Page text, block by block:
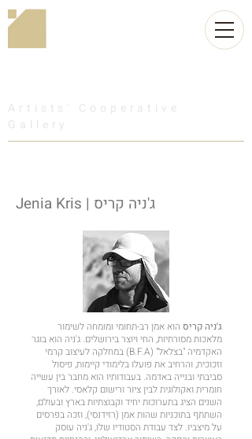
Artists' Cooperative
Gallery
Jenia Kris | ג'ניה קריס
ג'ניה קריס הוא אמן רב-תחומי ומומחה לשימור
מלאכות מסורתיות, החי ויוצר בירושלים. ג'ניה הוא בוגר
האקדמיה "בצלאל" (B.F.A) במחלקה לעיצוב קרמי
וזכוכית, והרחיב את פועלו בלימודי קיימות, פיסול
סביבתי ובנייה באדמה. בעבודותיו הוא מחבר בין עשייה
חומרית ואקולוגית לבין ציור ורישום קלאסי. לאורך
השנים הציג בתערוכות יחיד וקבוצתיות בארץ ובעולם,
השתתף בתוכניות שהות אמן (רזידנסי), וזכה בפרסים
על מיצביו. לצד עבודת הסטודיו שלו, ג'ניה עוסק